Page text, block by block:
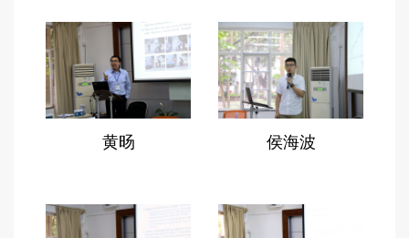
宋映泉：北京大学中国教育财政科学研究所副教
授
唐 军：四川省绵竹市教育局副局长
唐晓杰：上海市教科院民办教育研究所副所长
王晓兵：北京大学现代农学院副研究员
王芷苓：暨南大学经济与社会研究院助理教授
魏东霞：暨南大学经济学院博士生
黄旸 侯海波